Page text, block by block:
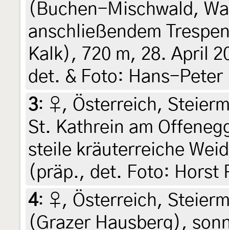
(Buchen-Mischwald,
anschließendem
Kalk), 720 m, 28. April
det. & Foto: Hans-Peter
3: ♀, Österreich,
St. Kathrein am
steile kräuterreiche
(präp., det. Foto: Horst
4: ♀, Österreich,
(Grazer Hausberg),